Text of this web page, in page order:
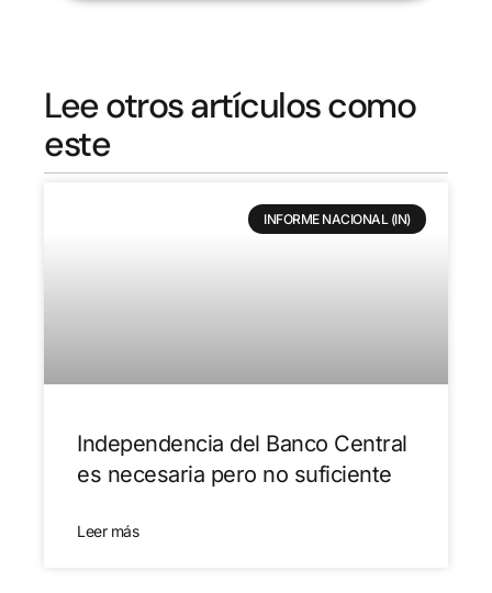
Lee otros artículos como
este
INFORME NACIONAL (IN)
Independencia del Banco Central
es necesaria pero no suficiente
Leer más